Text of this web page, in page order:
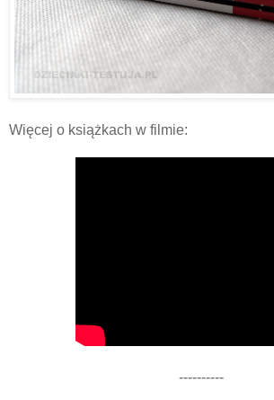
Więcej o książkach w filmie:
----------